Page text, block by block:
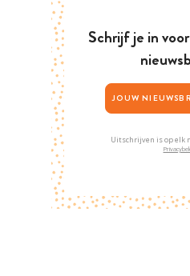
Schrijf je in
Uitschrijven is op elk